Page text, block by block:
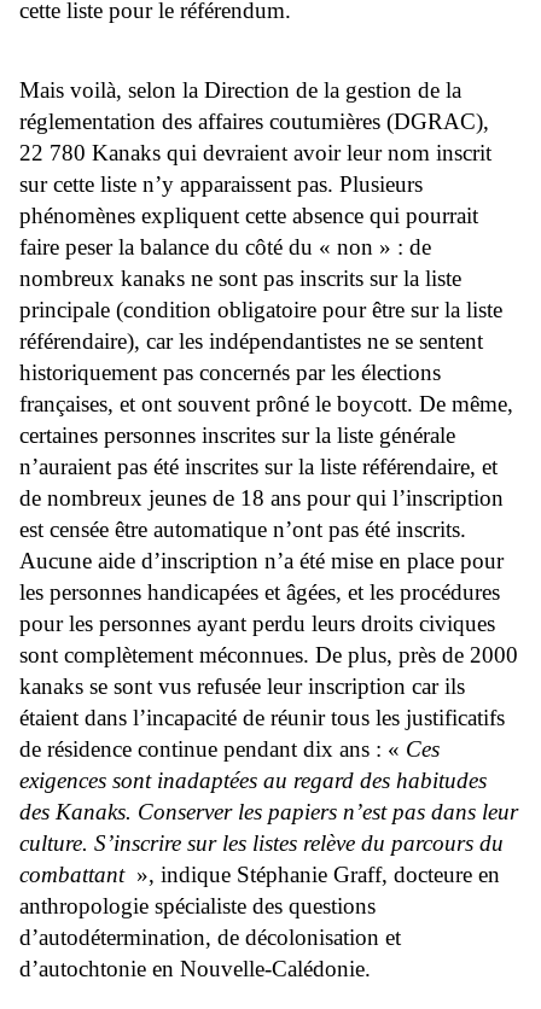
cette liste pour le référendum.
Mais voilà, selon la Direction de la gestion de la
réglementation des affaires coutumières (DGRAC),
22 780 Kanaks qui devraient avoir leur nom inscrit
sur cette liste n’y apparaissent pas. Plusieurs
phénomènes expliquent cette absence qui pourrait
faire peser la balance du côté du « non » : de
nombreux kanaks ne sont pas inscrits sur la liste
principale (condition obligatoire pour être sur la liste
référendaire), car les indépendantistes ne se sentent
historiquement pas concernés par les élections
françaises, et ont souvent prôné le boycott. De même,
certaines personnes inscrites sur la liste générale
n’auraient pas été inscrites sur la liste référendaire, et
de nombreux jeunes de 18 ans pour qui l’inscription
est censée être automatique n’ont pas été inscrits.
Aucune aide d’inscription n’a été mise en place pour
les personnes handicapées et âgées, et les procédures
pour les personnes ayant perdu leurs droits civiques
sont complètement méconnues. De plus, près de 2000
kanaks se sont vus refusée leur inscription car ils
étaient dans l’incapacité de réunir tous les justificatifs
de résidence continue pendant dix ans : « Ces
exigences sont inadaptées au regard des habitudes
des Kanaks. Conserver les papiers n’est pas dans leur
culture. S’inscrire sur les listes relève du parcours du
combattant », indique Stéphanie Graff, docteure en
anthropologie spécialiste des questions
d’autodétermination, de décolonisation et
d’autochtonie en Nouvelle-Calédonie.